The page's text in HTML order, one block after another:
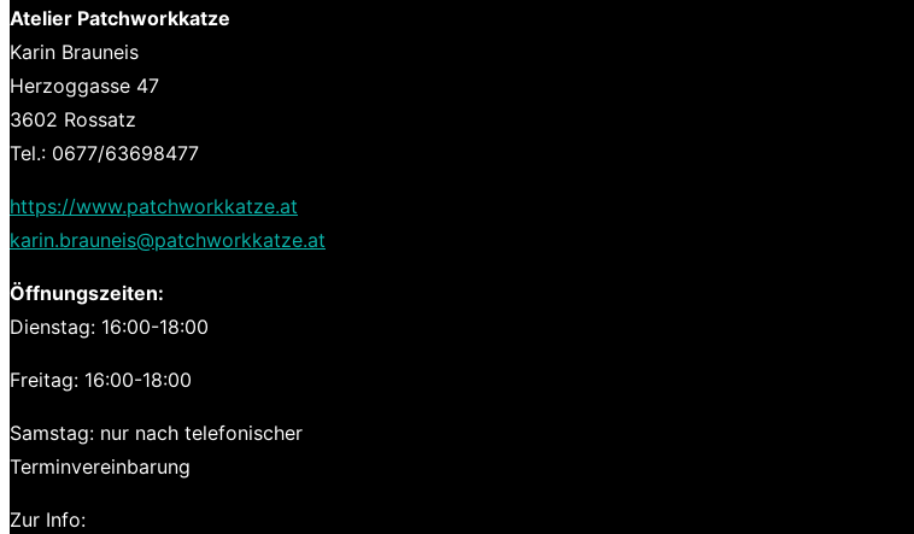
Atelier Patchworkkatze
Karin Brauneis
Herzoggasse 47
3602 Rossatz
Tel.: 0677/63698477
https://www.patchworkkatze.at
karin.brauneis@patchworkkatze.at
Öffnungszeiten:
Dienstag: 16:00-18:00
Freitag: 16:00-18:00
Samstag: nur nach telefonischer
Terminvereinbarung
Zur Info: